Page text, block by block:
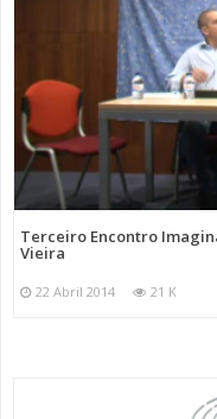
Terceiro Encontro
Vieira
22 Abril 2014 21 K